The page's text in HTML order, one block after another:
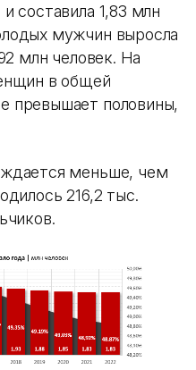
составила 1,83 млн
мужчин выросла
млн человек. На
в общей
превышает половины,
меньше, чем
216,2 тыс.